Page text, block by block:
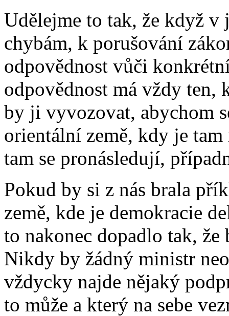
Udělejme to tak, že když
chybám, k porušování
odpovědnost vůči
odpovědnost má vždy ten,
by ji vyvozovat, abychom
orientální země, kdy je tam
tam se pronásledují,
Pokud by si z nás brala
země, kde je demokracie
to nakonec dopadlo tak,
Nikdy by žádný ministr
vždycky najde nějaký
to může a který na sebe